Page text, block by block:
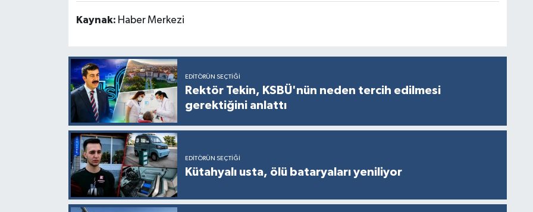
Kaynak: Haber Merkezi
EDITÖRÜN SEÇTIĞI
Rektör Tekin, KSBÜ'nün neden tercih edilmesi
gerektiğini anlattı
EDITÖRÜN SEÇTIĞI
Kütahyalı usta, ölü bataryaları yeniliyor
Tavşanlı
Video Galeri